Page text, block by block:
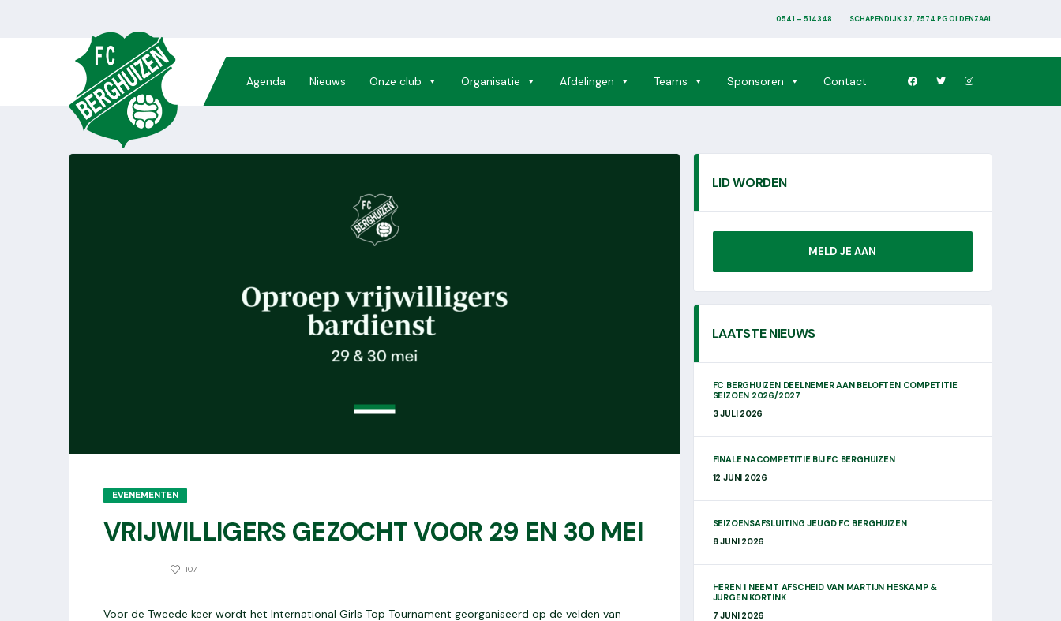
0541 – 514348 SCHAPENDIJK 37, 7574 PG OLDENZAAL
Agenda Nieuws Onze club Organisatie Afdelingen Teams Sponsoren Contact
EVENEMENTEN
VRIJWILLIGERS GEZOCHT VOOR 29 EN 30 MEI
107
Voor de Tweede keer wordt het International Girls Top Tournament georganiseerd op de velden van
LID WORDEN
MELD JE AAN
LAATSTE NIEUWS
FC BERGHUIZEN DEELNEMER AAN BELOFTEN COMPETITIE
SEIZOEN 2026/2027
3 JULI 2026
FINALE NACOMPETITIE BIJ FC BERGHUIZEN
12 JUNI 2026
SEIZOENSAFSLUITING JEUGD FC BERGHUIZEN
8 JUNI 2026
HEREN 1 NEEMT AFSCHEID VAN MARTIJN HESKAMP &
JURGEN KORTINK
7 JUNI 2026